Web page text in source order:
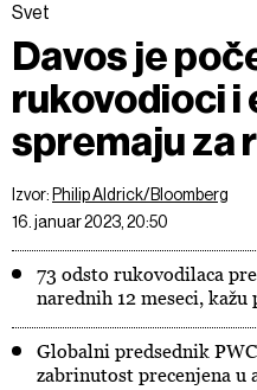
Svet
Davos je
rukovodioci i
spremaju za
Izvor: Philip Aldrick/Bloomberg
16. januar 2023, 20:50
73 odsto rukovodilaca
narednih 12 meseci, kažu
Globalni predsednik
zabrinutost precenjena u